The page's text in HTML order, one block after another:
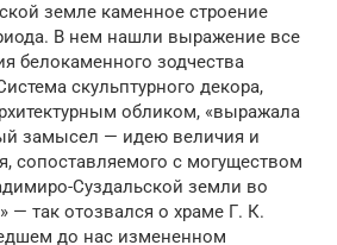
земле каменное строение
В нем нашли выражение все
белокаменного зодчества
скульптурного декора,
обликом, «выражала
замысел — идею величия и
сопоставляемого с могуществом
Суздальской земли во
— так отозвался о храме Г. К.
до нас измененном